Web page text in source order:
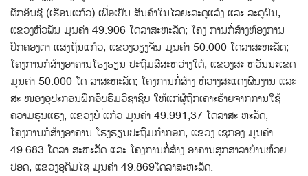
ຜັກອິນຊີ (ເຮືອນແກ້ວ) ເພື່ອເປັນ ສິນຄ້າໃນໄລຍະລະດູແລ້ງ ແລະ ລະດູຝົນ,
ແຂວງຫົວພັນ ມູນຄ່າ 49.906 ໂດລາສະຫະລັດ; ໂຄງ ການກໍ່ສ້າງຫ້ອງການ
ປົກຄອງຕາ ແສງຖິ່ນແກ້ວ, ແຂວງວຽງຈັນ ມູນຄ່າ 50.000 ໂດລາສະຫະລັດ;
ໂຄງການກໍ່ສ້າງອາຄານໂຮງຮຽນ ປະຖົມສີສະຫວ່າງໃຕ້, ແຂວງສະ ຫວັນນະເຂດ
ມູນຄ່າ 50.000 ໂດ ລາສະຫະລັດ; ໂຄງການກໍ່ສ້າງ ຫໍວາງສະແດງຜົນງານ ແລະ
ສະ ໜອງອຸປະກອນຝຶກອົບຮົມວິຊາຊີບ ໃຫ້ແກ່ຜູ້ຖືກເຄາະຮ້າຍຈາກການໃຊ້
ຄວາມຮຸນແຮງ, ແຂວງບໍ ່ແກ້ວ ມູນຄ່າ 49.991,37 ໂດລາສະ ຫະລັດ;
ໂຄງການກໍ່ສ້າງອາຄານ ໂຮງຮຽນປະຖົມກຳກອກ, ແຂວງ ເຊກອງ ມູນຄ່າ
49.683 ໂດລາ ສະຫະລັດ ແລະ ໂຄງການກໍ່ສ້າງ ອາຄານສຸກສາລາບ້ານຫ້ວຍ
ປອດ, ແຂວງອຸດົມໄຊ ມູນຄ່າ 49.869ໂດລາສະຫະລັດ.